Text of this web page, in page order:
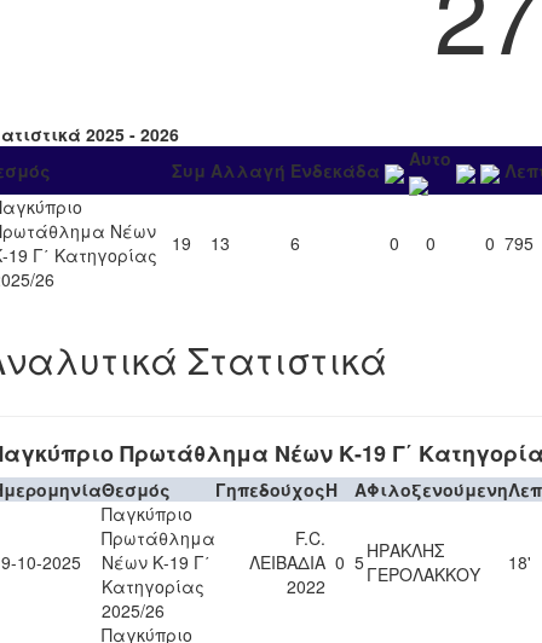
2025 - 2026
Συμ Αλλαγή Ενδεκάδα Αυτο
Νέων
19 Γ΄ Κατηγορίας
26
19 13 6 0 0 0 795
Στατιστικά
Πρωτάθλημα Νέων Κ-19 Γ΄
Θεσμός ΓηπεδούχοςH AΦιλοξενούμενη
10-2025
Παγκύπριο
Πρωτάθλημα
Νέων Κ-19 Γ΄
Κατηγορίας
2025/26
F.C.
ΛΕΙΒΑΔΙΑ
2022
0 5ΗΡΑΚΛΗΣ
ΓΕΡΟΛΑΚΚΟΥ
18'
Παγκύπριο